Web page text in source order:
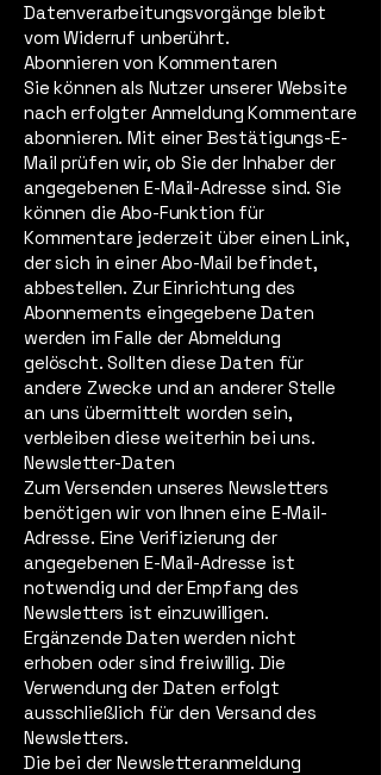
Datenverarbeitungsvorgänge bleibt
vom Widerruf unberührt.
Abonnieren von Kommentaren
Sie können als Nutzer unserer Website
nach erfolgter Anmeldung Kommentare
abonnieren. Mit einer Bestätigungs-E-
Mail prüfen wir, ob Sie der Inhaber der
angegebenen E-Mail-Adresse sind. Sie
können die Abo-Funktion für
Kommentare jederzeit über einen Link,
der sich in einer Abo-Mail befindet,
abbestellen. Zur Einrichtung des
Abonnements eingegebene Daten
werden im Falle der Abmeldung
gelöscht. Sollten diese Daten für
andere Zwecke und an anderer Stelle
an uns übermittelt worden sein,
verbleiben diese weiterhin bei uns.
Newsletter-Daten
Zum Versenden unseres Newsletters
benötigen wir von Ihnen eine E-Mail-
Adresse. Eine Verifizierung der
angegebenen E-Mail-Adresse ist
notwendig und der Empfang des
Newsletters ist einzuwilligen.
Ergänzende Daten werden nicht
erhoben oder sind freiwillig. Die
Verwendung der Daten erfolgt
ausschließlich für den Versand des
Newsletters.
Die bei der Newsletteranmeldung